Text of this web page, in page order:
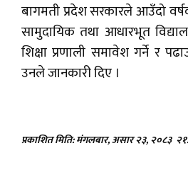
बागमती प्रदेश सरकारले आउँदो
सामुदायिक तथा आधारभूत
शिक्षा प्रणाली समावेश गर्ने र
उनले जानकारी दिए ।
प्रकाशित मिति: मंगलबार, असार २३, २०८३